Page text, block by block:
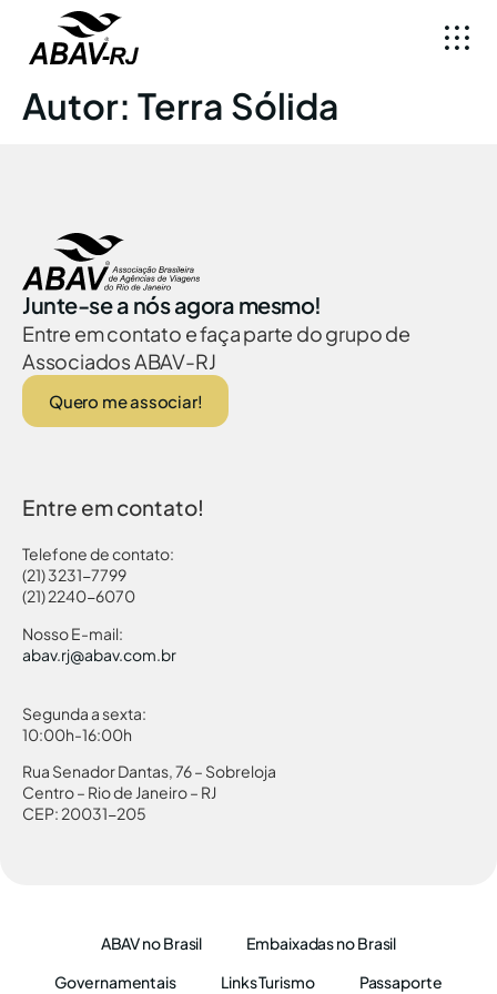
Autor: Terra Sólida
Junte-se a nós agora mesmo!
Entre em contato e faça parte do grupo de
Associados ABAV-RJ
Quero me associar!
Entre em contato!
Telefone de contato:
(21) 3231-7799
(21) 2240-6070
Nosso E-mail:
abav.rj@abav.com.br
Segunda a sexta:
10:00h-16:00h
Rua Senador Dantas, 76 – Sobreloja
Centro – Rio de Janeiro – RJ
CEP: 20031-205
ABAV no Brasil
Embaixadas no Brasil
Governamentais
Links Turismo Passaporte